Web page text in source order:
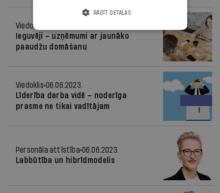
Viedoklis
Ieguvēji – uzņēmumi ar jaunāko
paaudžu domāšanu
Viedoklis 06.06.2023.
Līderība darba vidē – noderīga
prasme ne tikai vadītājam
Personāla attīstība 06.06.2023.
Labbūtība un hibrīdmodelis
RĀDĪT DETAĻAS